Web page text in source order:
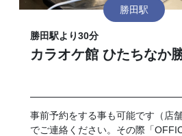
勝田駅
勝田駅より30分
カラオケ館 ひたちなか
事前予約をする事も可能です（店
でご連絡ください。その際「